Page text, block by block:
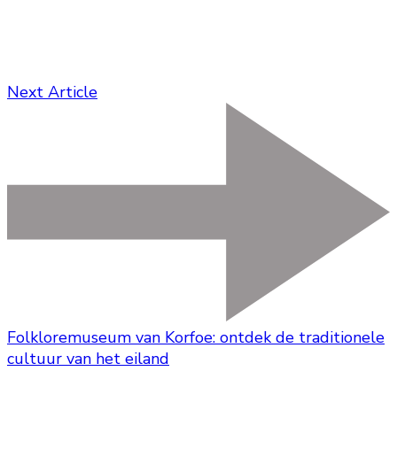
Next Article
Folkloremuseum van Korfoe: ontdek de traditionele
cultuur van het eiland